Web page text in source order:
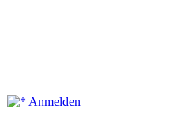
Anmelden